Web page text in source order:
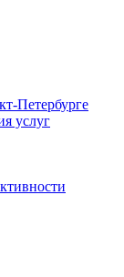
Петербурге
услуг